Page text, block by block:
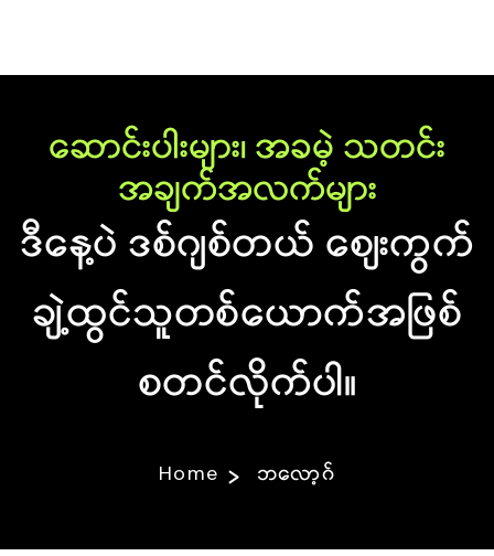
ဆောင်းပါးများ၊ အခမဲ့ သတင်း
အချက်အလက်များ
ဒီနေ့ပဲ ဒစ်ဂျစ်တယ် စျေးကွက်
ချဲ့ထွင်သူတစ်ယောက်အဖြစ်
စတင်လိုက်ပါ။
Home ဘလော့ဂ်